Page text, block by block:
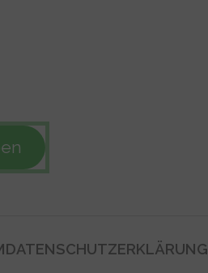
DATENSCHUTZERKLÄRUNG